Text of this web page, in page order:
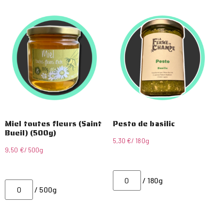
Miel toutes fleurs (Saint
Bueil) (500g)
9,50 €/ 500g
/ 500g
Pesto de basilic
5,30 €/ 180g
/ 180g